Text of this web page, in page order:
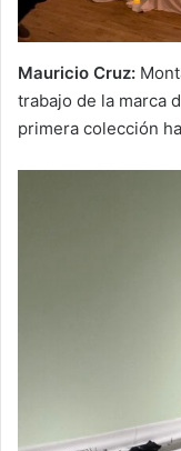
Mauricio Cruz:
trabajo de la marca
primera colección